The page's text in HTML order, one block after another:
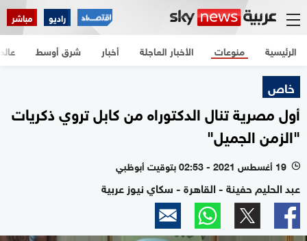
راديو مباشر
الرئيسية الأخبار العاجلة أخبار شرق أوسط منوعات
خاص
أول مصرية تنال الدكتوراه من كابل تروي ذكريات
"الزمن الجميل"
l 19 أغسطس 2021 - 02:53 بتوقيت أبوظبي
عبد الحليم حفينة - القاهرة - سكاي نيوز عربية